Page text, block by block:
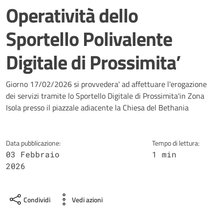
Operatività dello
Sportello Polivalente
Digitale di Prossimita’
Dettagli della notizia
Giorno 17/02/2026 si provvedera' ad affettuare l'erogazione
dei servizi tramite lo Sportello Digitale di Prossimita'in Zona
Isola presso il piazzale adiacente la Chiesa del Bethania
Data pubblicazione:
03 Febbraio
2026
Tempo di lettura:
1 min
Condividi Vedi azioni